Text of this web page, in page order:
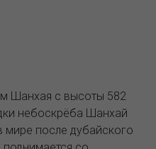
Шанхая с высоты 582
небоскрёба Шанхай
мире после дубайского